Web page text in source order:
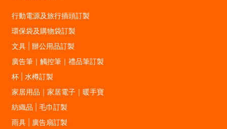
行動電源及旅行插頭訂製
環保袋及購物袋訂製
文具 | 辦公用品訂製
廣告筆｜觸控筆｜禮品筆訂製
杯 | 水樽訂製
家居用品｜家居電子｜暖手寶
紡織品 | 毛巾訂製
雨具 | 廣告扇訂製